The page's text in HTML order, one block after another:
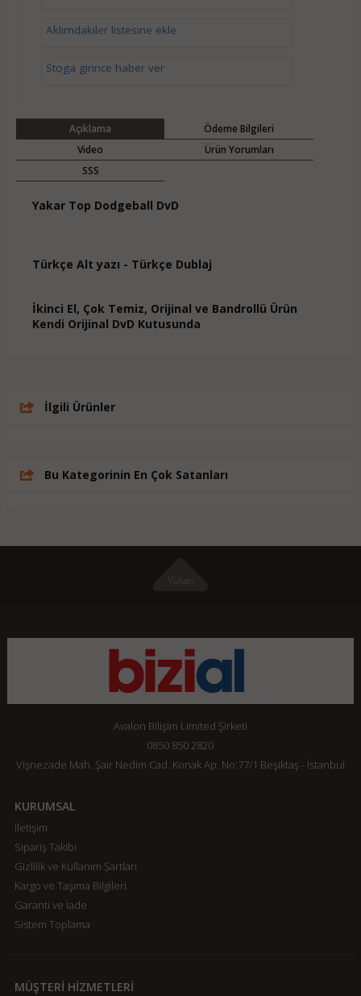
Aklımdakiler listesine ekle
Stoga girince haber ver
Açıklama
Ödeme Bilgileri
Video
Ürün Yorumları
SSS
Yakar Top Dodgeball DvD
Türkçe Alt yazı - Türkçe Dublaj
İkinci El, Çok Temiz, Orijinal ve Bandrollü Ürün
Kendi Orijinal DvD Kutusunda
İlgili Ürünler
Bu Kategorinin En Çok Satanları
Avalon Bilişim Limited Şirketi
0850 850 2820
Vişnezade Mah. Şair Nedim Cad. Konak Ap. No:77/1 Beşiktaş - İstanbul
KURUMSAL
İletişim
Sipariş Takibi
Gizlilik ve Kullanım Şartları
Kargo ve Taşıma Bilgileri
Garanti ve İade
Sistem Toplama
MÜŞTERİ HİZMETLERİ